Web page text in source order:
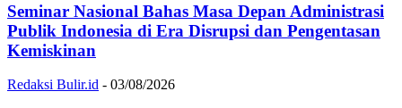
Seminar Nasional Bahas Masa Depan Administrasi
Publik Indonesia di Era Disrupsi dan Pengentasan
Kemiskinan
Redaksi Bulir.id - 03/08/2026